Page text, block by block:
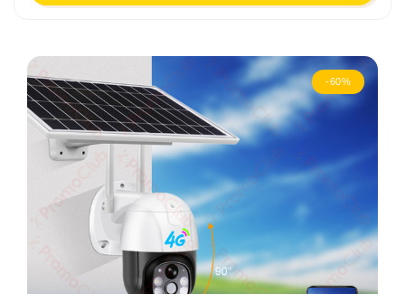
-60%